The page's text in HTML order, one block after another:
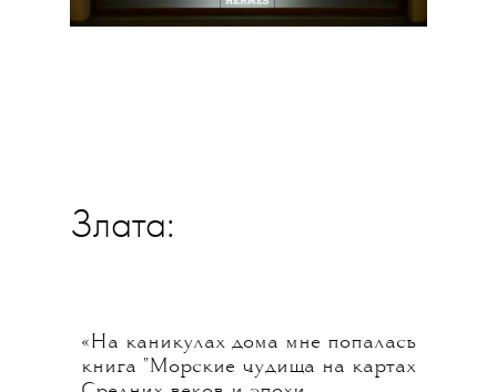
Злата:
«На каникулах дома мне попалась
книга "Морские чудища на картах